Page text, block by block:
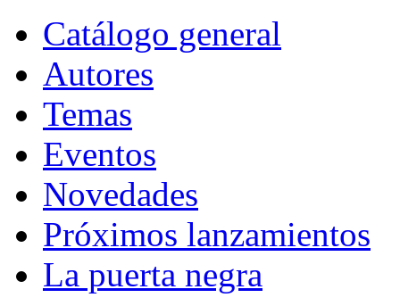
Catálogo general
Autores
Temas
Eventos
Novedades
Próximos lanzamientos
La puerta negra